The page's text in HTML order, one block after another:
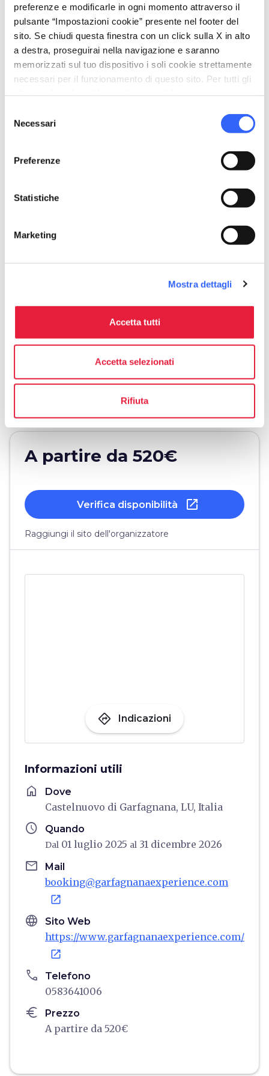
preferenze e modificarle in ogni momento attraverso il
pulsante “Impostazioni cookie” presente nel footer del
sito. Se chiudi questa finestra con un click sulla X in alto
a destra, proseguirai nella navigazione e saranno
memorizzati sul tuo dispositivo i soli cookie strettamente
necessari per il funzionamento di questo sito. Per tutti gli
delNecessari
Preferenze
Statistiche
Marketing
Mostra dettagli
Accetta tutti
Accetta selezionati
Rifiuta
event_note Programma
Clicca qui per consultare il programma
completo del soggiorno
auto_delete Politiche di
Cancellazioni fino a 15 giorni dalla partenza: 50%
Cancellazioni da 14 giorni prima della partenza:
P.IVA: 01186580468
Piazza del Duomo, 6/7
Castelnuovo di Garfagnana
email info@iviaggidiandrea.it open_in_new
https://www.garfagnanaexperience.com/
A partire da 520€
Verifica disponibilità open_in_new
Raggiungi il sito dell'organizzatore
directions Indicazioni
Informazioni utili
home Dove
Castelnuovo di Garfagnana, LU, Italia
schedule Quando
Dal 01 luglio 2025 al 31 dicembre 2026
email Mail
booking@garfagnanaexperience.com
open_in_new
language Sito Web
https://www.garfagnanaexperience.com/
open_in_new
phone Telefono
0583641006
euro Prezzo
A partire da 520€